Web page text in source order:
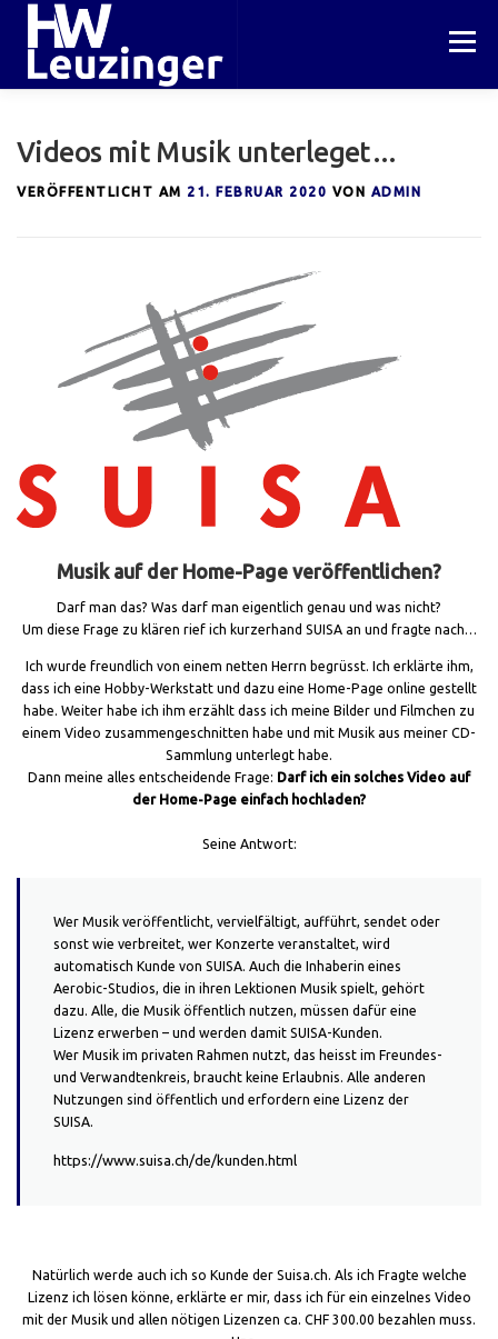
springen
Menü
Videos mit Musik unterleget…
VERÖFFENTLICHT AM 21. FEBRUAR 2020 VON ADMIN
Musik auf der Home-Page veröffentlichen?
Darf man das? Was darf man eigentlich genau und was nicht?
Um diese Frage zu klären rief ich kurzerhand SUISA an und fragte nach…
Ich wurde freundlich von einem netten Herrn begrüsst. Ich erklärte ihm,
dass ich eine Hobby-Werkstatt und dazu eine Home-Page online gestellt
habe. Weiter habe ich ihm erzählt dass ich meine Bilder und Filmchen zu
einem Video zusammengeschnitten habe und mit Musik aus meiner CD-
Sammlung unterlegt habe.
Dann meine alles entscheidende Frage: Darf ich ein solches Video auf
der Home-Page einfach hochladen?
Seine Antwort:
Wer Musik veröffentlicht, vervielfältigt, aufführt, sendet oder
sonst wie verbreitet, wer Konzerte veranstaltet, wird
automatisch Kunde von SUISA. Auch die Inhaberin eines
Aerobic-Studios, die in ihren Lektionen Musik spielt, gehört
dazu. Alle, die Musik öffentlich nutzen, müssen dafür eine
Lizenz erwerben – und werden damit SUISA-Kunden.
Wer Musik im privaten Rahmen nutzt, das heisst im Freundes-
und Verwandtenkreis, braucht keine Erlaubnis. Alle anderen
Nutzungen sind öffentlich und erfordern eine Lizenz der
SUISA.
https://www.suisa.ch/de/kunden.html
Natürlich werde auch ich so Kunde der Suisa.ch. Als ich Fragte welche
Lizenz ich lösen könne, erklärte er mir, dass ich für ein einzelnes Video
mit der Musik und allen nötigen Lizenzen ca. CHF 300.00 bezahlen muss.